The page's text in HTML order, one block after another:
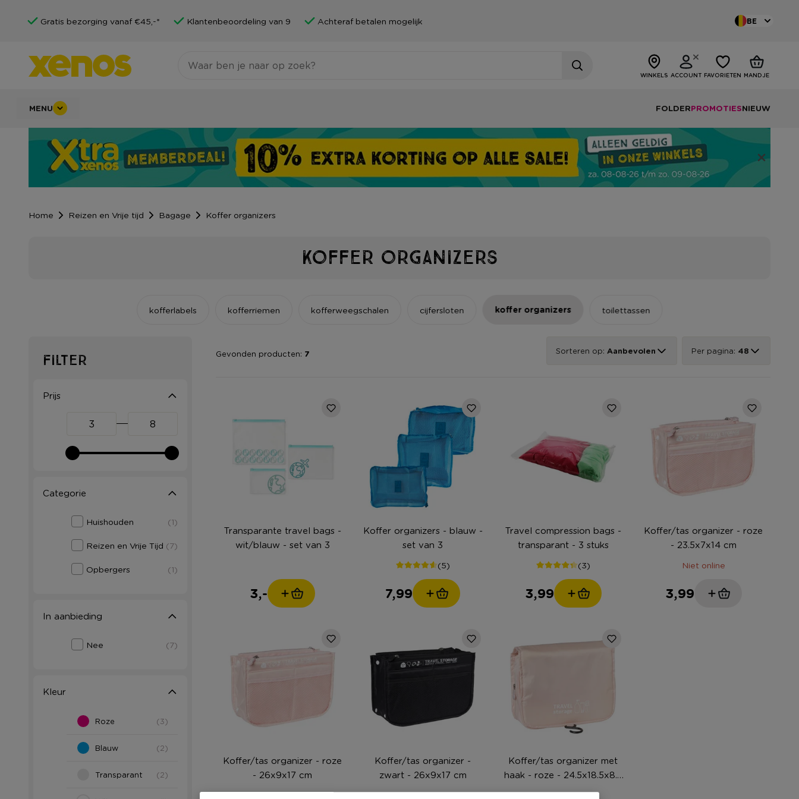
Gratis bezorging vanaf €45,-* Klantenbeoordeling van 9 Achteraf betalen mogelijk BE
WINKELS ACCOUNT FAVORIETEN MANDJE
MENU FOLDERPROMOTIESNIEUW
Home Reizen en Vrije tijd Bagage Koffer organizers
Koffer organizers
kofferlabels kofferriemen kofferweegschalen cijfersloten koffer organizers toilettassen
Filter
Prijs
Categorie
Huishouden (1)
Reizen en Vrije Tijd (7)
Opbergers (1)
In aanbieding
Nee (7)
Kleur
Roze (3)
Blauw (2)
Transparant (2)
Gevonden producten: 7 Sorteren op: Aanbevolen Per pagina: 48
Transparante travel bags -
wit/blauw - set van 3
3,-
Koffer organizers - blauw -
set van 3
(5)
7,99
Travel compression bags -
transparant - 3 stuks
(3)
3,99
Koffer/tas organizer - roze
- 23.5x7x14 cm
Niet online
3,99
Koffer/tas organizer - roze
- 26x9x17 cm
Niet online
Koffer/tas organizer -
zwart - 26x9x17 cm
Niet online
Koffer/tas organizer met
haak - roze - 24.5x18.5x8.5
cm
Niet online